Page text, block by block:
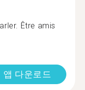
Être amis
앱 다운로드